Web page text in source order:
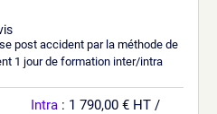
post accident par la méthode de
1 jour de formation inter/intra
Intra : 1 790,00 € HT /